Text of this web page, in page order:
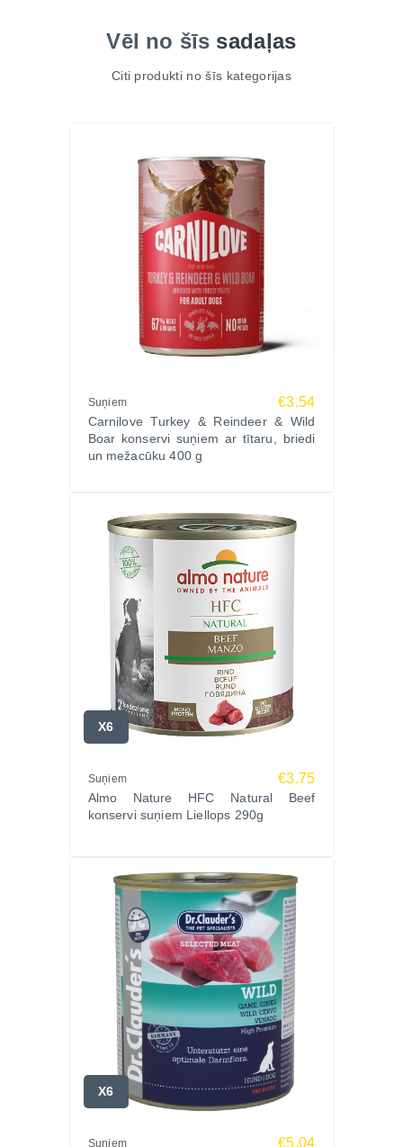
Vēl no šīs sadaļas
Citi produkti no šīs kategorijas
Suņiem €3.54
Carnilove Turkey & Reindeer & Wild
Boar konservi suņiem ar tītaru, briedi
un mežacūku 400 g
X6
Suņiem €3.75
Almo Nature HFC Natural Beef
konservi suņiem Liellops 290g
X6
Suņiem €5.04